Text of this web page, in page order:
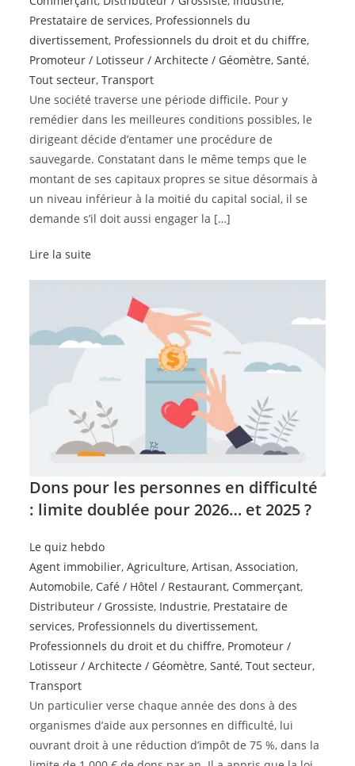
Prestataire de services, Professionnels du
divertissement, Professionnels du droit et du chiffre,
Promoteur / Lotisseur / Architecte / Géomètre,Santé,
Tout secteur,Transport
Une société traverse une période difficile. Pour y
remédier dans les meilleures conditions possibles, le
dirigeant décide d’entamer une procédure de
sauvegarde. Constatant dans le même temps que le
montant de ses capitaux propres se situe désormais à
un niveau inférieur à la moitié du capital social, il se
demande s’il doit aussi engager la […]
Lire la suite
Dons pour les personnes en difficulté
: limite doublée pour 2026… et 2025 ?
Le quiz hebdo
Agent immobilier,Agriculture,Artisan,Association,
Automobile, Café / Hôtel / Restaurant, Commerçant,
Distributeur / Grossiste, Industrie, Prestataire de
services, Professionnels du divertissement,
Professionnels du droit et du chiffre, Promoteur /
Lotisseur / Architecte / Géomètre,Santé,Tout secteur,
Transport
Un particulier verse chaque année des dons à des
organismes d’aide aux personnes en difficulté, lui
ouvrant droit à une réduction d’impôt de 75 %, dans la